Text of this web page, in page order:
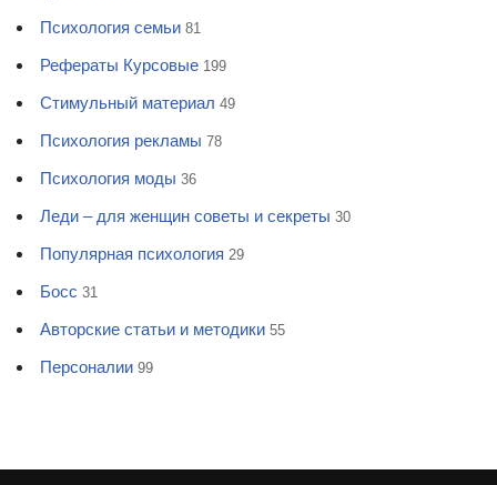
Психология семьи 81
Рефераты Курсовые 199
Стимульный материал 49
Психология рекламы 78
Психология моды 36
Леди – для женщин советы и секреты 30
Популярная психология 29
Босс 31
Авторские статьи и методики 55
Персоналии 99